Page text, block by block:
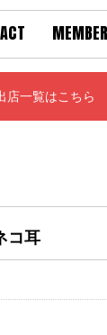
店一覧はこちら
コ耳